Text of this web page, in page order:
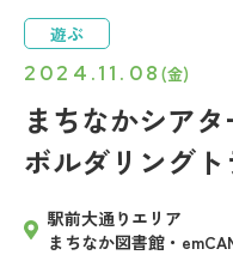
まちなかシア
ボルダリング
2024.11.08 (金)
遊ぶ
駅前大通りエリア
まちなか図書館・